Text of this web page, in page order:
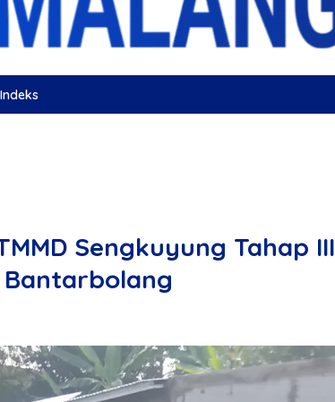
Indeks
Sengkuyung Tahap III
Bantarbolang